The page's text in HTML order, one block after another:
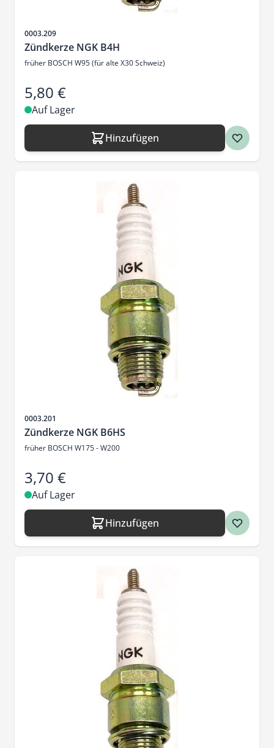
Artikelnr.
0003.209
Zündkerze NGK B4H
früher BOSCH W95 (für alte X30 Schweiz)
5,80 €
Auf Lager
Hinzufügen
Artikelnr.
0003.201
Zündkerze NGK B6HS
früher BOSCH W175 - W200
3,70 €
Auf Lager
Hinzufügen